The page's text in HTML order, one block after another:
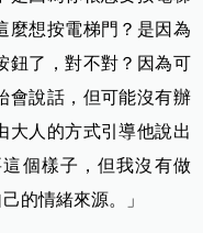
麼想按電梯門？是因為
鈕了，對不對？因為可
會說話，但可能沒有辦
大人的方式引導他說出
個樣子，但我沒有做
的情緒來源。」